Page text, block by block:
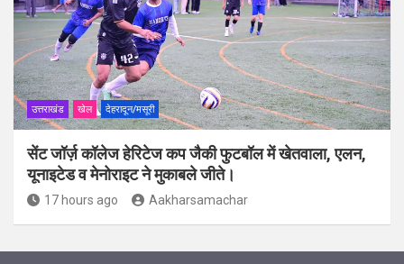
उत्तराखंड खेल देहरादून/मसूरी
सेंट जॉर्ज़ कॉलेज हेरिटेज कप जैकी फुटबॉल में खेतवाला, एलन,
यूनाइटेड व मेनोराइट ने मुकाबले जीते।
17 hours ago Aakharsamachar